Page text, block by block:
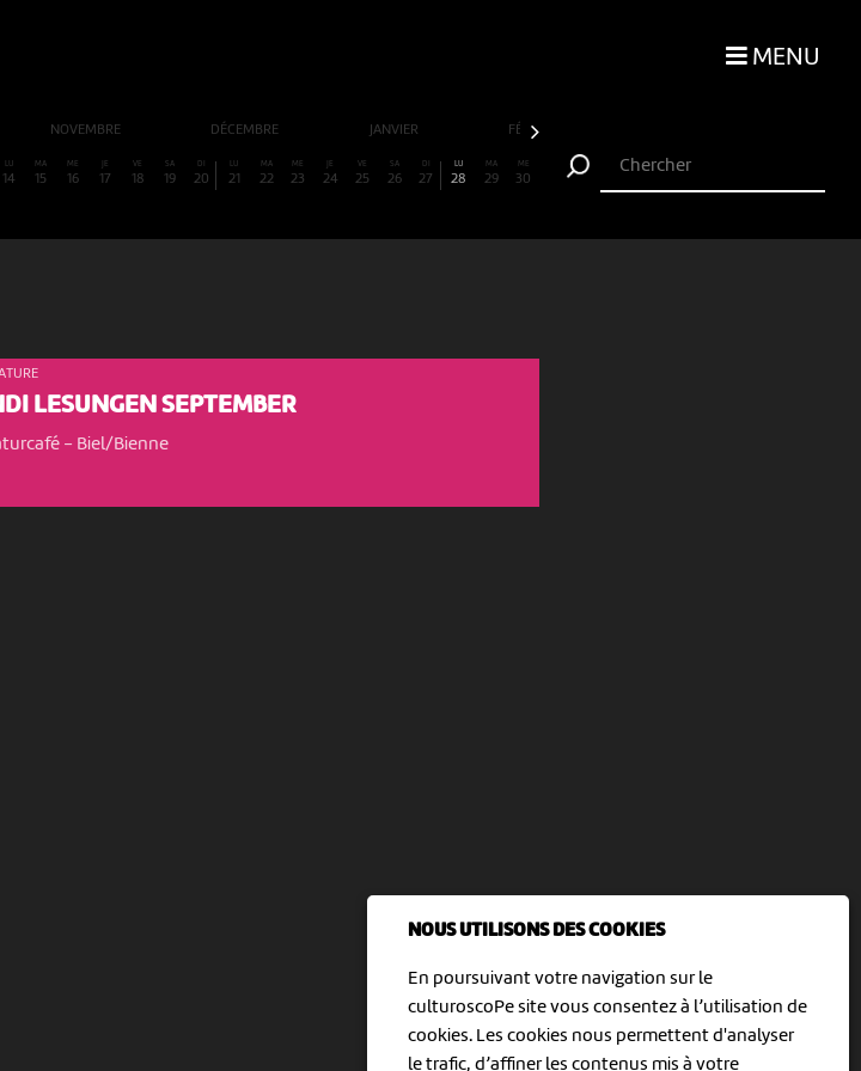
NOUS UTILISONS DES COOKIES
En poursuivant votre navigation sur le
culturoscoPe site vous consentez à l’utilisation de
cookies. Les cookies nous permettent d'analyser
le trafic, d’affiner les contenus mis à votre
MENU
NOVEMBRE DÉCEMBRE JANVIER FÉVRIER
LU
14
MA
15
ME
16
JE
17
VE
18
SA
19
DI
20
LU
21
MA
22
ME
23
JE
24
VE
25
SA
26
DI
27
LU
28
MA
29
ME
30
LESUNGEN SEPTEMBER
- Biel/Bienne